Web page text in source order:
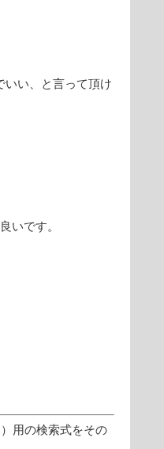
いい、と言って頂け
いです。
用の検索式をその